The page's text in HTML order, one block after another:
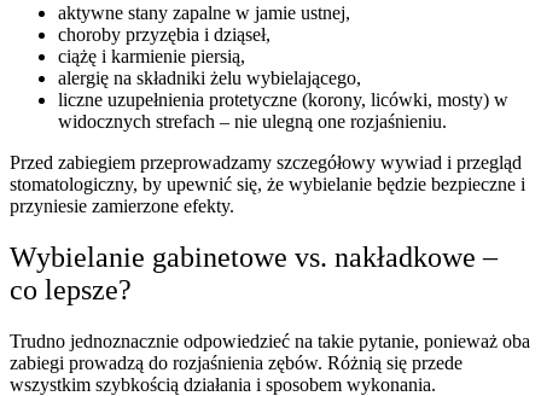
aktywne stany zapalne w jamie ustnej,
choroby przyzębia i dziąseł,
ciążę i karmienie piersią,
alergię na składniki żelu wybielającego,
liczne uzupełnienia protetyczne (korony, licówki, mosty) w
widocznych strefach – nie ulegną one rozjaśnieniu.
Przed zabiegiem przeprowadzamy szczegółowy wywiad i przegląd
stomatologiczny, by upewnić się, że wybielanie będzie bezpieczne i
przyniesie zamierzone efekty.
Wybielanie gabinetowe vs. nakładkowe –
co lepsze?
Trudno jednoznacznie odpowiedzieć na takie pytanie, ponieważ oba
zabiegi prowadzą do rozjaśnienia zębów. Różnią się przede
wszystkim szybkością działania i sposobem wykonania.